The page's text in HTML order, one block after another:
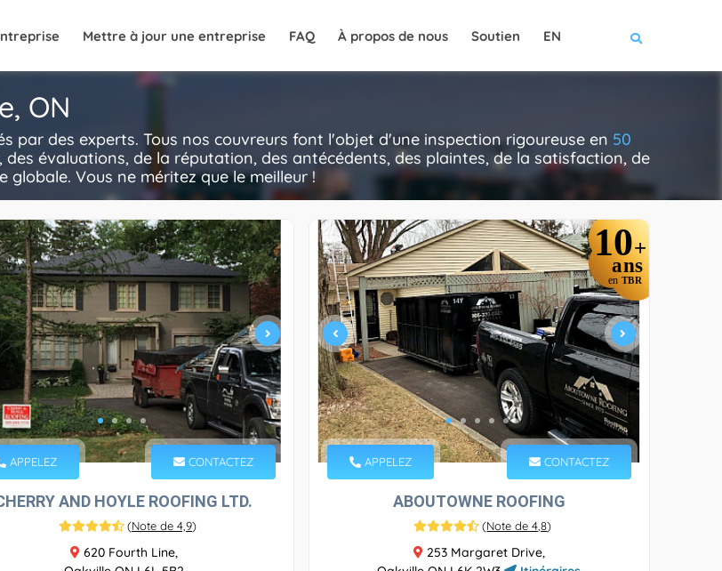
Mettre à jour une entreprise FAQ À propos de nous Soutien EN
ON
par des experts. Tous nos couvreurs font l'objet d'une inspection rigoureuse en 50
évaluations, de la réputation, des antécédents, des plaintes, de la satisfaction, de
Vous ne méritez que le meilleur !
APPELEZ CONTACTEZ
AND HOYLE ROOFING LTD.
(Note de 4,9)
620 Fourth Line,
10+
ans
en TBR
APPELEZ CONTACTEZ
ABOUTOWNE ROOFING
(Note de 4,8)
253 Margaret Drive,